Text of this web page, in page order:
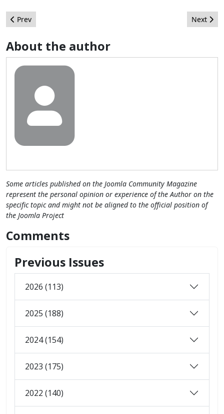
Previous article: CMS-Garden - Why Open Source CMS's Are
Prev Next
Next
About the author
Some articles published on the Joomla Community Magazine
represent the personal opinion or experience of the Author on the
specific topic and might not be aligned to the official position of
the Joomla Project
Comments
Previous Issues
2026 (113)
2025 (188)
2024 (154)
2023 (175)
2022 (140)